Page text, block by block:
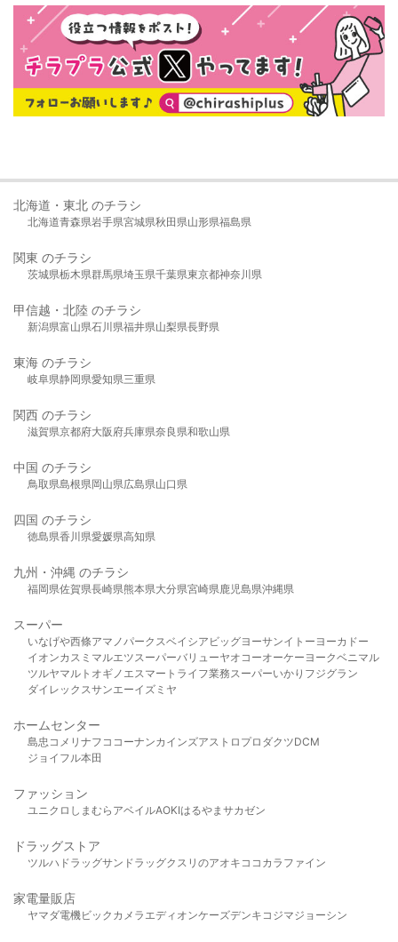
北海道・東北 のチラシ
北海道青森県岩手県宮城県秋田県山形県福島県
関東 のチラシ
茨城県栃木県群馬県埼玉県千葉県東京都神奈川県
甲信越・北陸 のチラシ
新潟県富山県石川県福井県山梨県長野県
東海 のチラシ
岐阜県静岡県愛知県三重県
関西 のチラシ
滋賀県京都府大阪府兵庫県奈良県和歌山県
中国 のチラシ
鳥取県島根県岡山県広島県山口県
四国 のチラシ
徳島県香川県愛媛県高知県
九州・沖縄 のチラシ
福岡県佐賀県長崎県熊本県大分県宮崎県鹿児島県沖縄県
スーパー
いなげや西條アマノパークスベイシア ビッグヨーサンイトーヨーカドー
イオンカスミ マルエツスーパーバリューヤオコーオーケー ヨークベニマル
ツルヤマルト オギノ エスマート ライフ業務スーパーいかり フジグラン
ダイレックスサンエーイズミヤ
ホームセンター
島忠 コメリ ナフコ コーナンカインズアストロプロダクツDCM
ジョイフル本田
ファッション
ユニクロ しまむら アベイルAOKIはるやま サカゼン
ドラッグストア
ツルハドラッグサンドラッグクスリのアオキ ココカラファイン
家電量販店
ヤマダ電機ビックカメラ エディオンケーズデンキ コジマジョーシン